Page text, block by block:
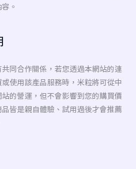
。
同合作關係，若您透過本網站的連
使用該產品服務時，米粒將可從中
的營運，但不會影響到您的購買價
皆是親自體驗、試用過後才會推薦